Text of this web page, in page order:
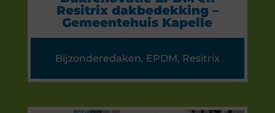
Resitrix dakbedekking –
Gemeentehuis Kapelle
Bijzonderedaken, EPDM, Resitrix